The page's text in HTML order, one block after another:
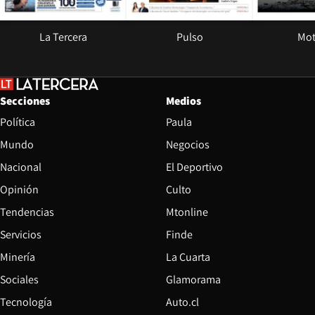
La Tercera Pulso
Secciones
Política
Mundo
Nacional
Opinión
Tendencias
Servicios
Minería
Sociales
Tecnología
Medios
Paula
Negocios
El Deportivo
Culto
Mtonline
Finde
La Cuarta
Glamorama
Auto.cl